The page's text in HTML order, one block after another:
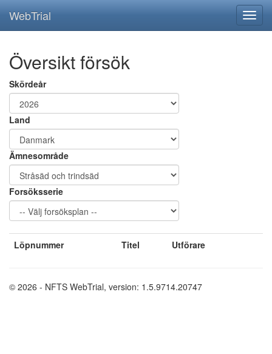
WebTrial
Översikt försök
Skördeår
Land
Ämnesområde
Forsöksserie
Löpnummer Titel Utförare
© 2026 - NFTS WebTrial, version: 1.5.9714.20747